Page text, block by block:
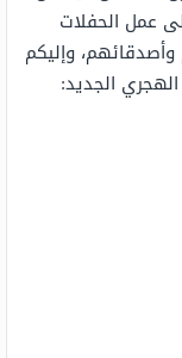
عمل الحفلات
وأصدقائهم، وإليكم
الجديد: